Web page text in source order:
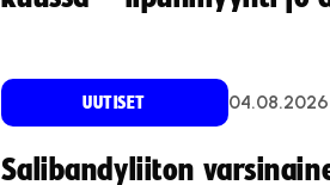
UUTISET 04.08.2026
Salibandyliiton